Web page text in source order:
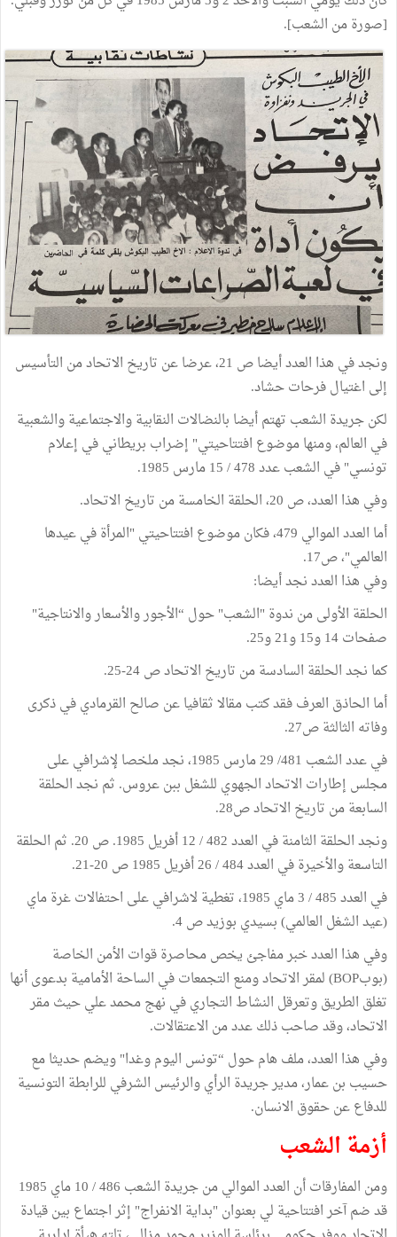
[صورة من الشعب].
ونجد في هذا العدد أيضا ص 21، عرضا عن تاريخ الاتحاد من التأسيس
إلى اغتيال فرحات حشاد.
لكن جريدة الشعب تهتم أيضا بالنضالات النقابية والاجتماعية والشعبية
في العالم، ومنها موضوع افتتاحيتي" إضراب بريطاني في إعلام
تونسي" في الشعب عدد 478 / 15 مارس 1985.
وفي هذا العدد، ص 20، الحلقة الخامسة من تاريخ الاتحاد.
أما العدد الموالي 479، فكان موضوع افتتاحيتي "المرأة في عيدها
العالمي"، ص17.
وفي هذا العدد نجد أيضا:
الحلقة الأولى من ندوة "الشعب" حول “الأجور والأسعار والانتاجية"
صفحات 14 و15 و21 و25.
كما نجد الحلقة السادسة من تاريخ الاتحاد ص 24-25.
أما الحاذق العرف فقد كتب مقالا ثقافيا عن صالح القرمادي في ذكرى
وفاته الثالثة ص27.
في عدد الشعب 481/ 29 مارس 1985، نجد ملخصا لإشرافي على
مجلس إطارات الاتحاد الجهوي للشغل ببن عروس. ثم نجد الحلقة
السابعة من تاريخ الاتحاد ص28.
ونجد الحلقة الثامنة في العدد 482 / 12 أفريل 1985. ص 20. ثم الحلقة
التاسعة والأخيرة في العدد 484 / 26 أفريل 1985 ص 20-21.
في العدد 485 / 3 ماي 1985، تغطية لاشرافي على احتفالات غرة ماي
(عيد الشغل العالمي) بسيدي بوزيد ص 4.
وفي هذا العدد خبر مفاجئ يخص محاصرة قوات الأمن الخاصة
(بوبBOP) لمقر الاتحاد ومنع التجمعات في الساحة الأمامية بدعوى أنها
تغلق الطريق وتعرقل النشاط التجاري في نهج محمد علي حيث مقر
الاتحاد، وقد صاحب ذلك عدد من الاعتقالات.
وفي هذا العدد، ملف هام حول “تونس اليوم وغدا" ويضم حديثا مع
حسيب بن عمار، مدير جريدة الرأي والرئيس الشرفي للرابطة التونسية
للدفاع عن حقوق الانسان.
أزمة الشعب
ومن المفارقات أن العدد الموالي من جريدة الشعب 486 / 10 ماي 1985
قد ضم آخر افتتاحية لي بعنوان "بداية الانفراج" إثر اجتماع بين قيادة